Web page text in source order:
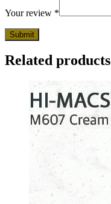
Your review *
Related products